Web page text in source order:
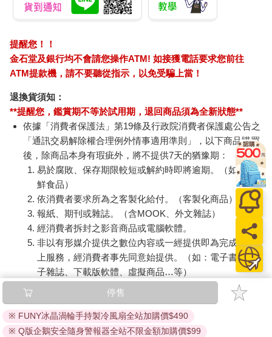
上帝相信約伯不管怎樣，都會持守他的純正，於是允許撒旦試驗
從娘胎裡生出來的時候是赤條條的，去世的時候也必定是赤條條
的。」人生沒有絕境，每個看似絕境的境界就是人生的轉捩點，
要堅信心中的信念，就能給絕境的自己重生的力量。
美國總統羅斯福出身政治世家，擁有不可限量的前途。他二十八
歲成為美國海軍部助理部長，三十八 歲成為美國民主黨的副總統
候選人。
但就在三十九歲那年，羅斯福和家人去了一個小島避暑後，厄運
開始了。一天，羅斯福和孩子們一起出海，看到一個小島上起了
山火。於是，羅斯福和孩子們將船靠到了岸邊，他們拿著紮成捆
的松樹枝撲打了好久，才把火漸漸撲滅。回到家後，羅斯福覺得
自己疲憊極了，於是他游了一會兒泳，想借此恢復精神，但沒有
奏效。返回住處不久，羅斯福病倒了。第二天早上，他起床時發
現自己左腿彎曲，已經再也沒辦法站直了。
羅斯福和妻子慌了，他們請了不少醫生來治療，但無論是家庭醫
生還是在附近度假的著名外科專家、都沒能做出準確的診斷。
二十多天以後，哈佛大學矯形外科專家，脊髓灰質炎研究的權威
羅伯特醫生才確診羅斯福患上了脊髓灰質炎。這種病在當時沒有
特別有效的治療方法，羅伯特醫生告訴羅斯福，他雙腿麻痹的症
提醒您！！
金石堂及銀行均不會請您操作ATM! 如接獲電話要求您前往
ATM提款機，請不要聽從指示，以免受騙上當！
退換貨須知：
**提醒您，鑑賞期不等於試用期，退回商品須為全新狀態**
依據「消費者保護法」第19條及行政院消費者保護處公告之
「通訊交易解除權合理例外情事適用準則」，以下商品購買
後，除商品本身有瑕疵外，將不提供7天的猶豫期：
易於腐敗、保存期限較短或解約時即將逾期。（如：生
鮮食品）
依消費者要求所為之客製化給付。（客製化商品）
報紙、期刊或雜誌。（含MOOK、外文雜誌）
經消費者拆封之影音商品或電腦軟體。
非以有形媒介提供之數位內容或一經提供即為完成之線
上服務，經消費者事先同意始提供。（如：電子書、電
子雜誌、下載版軟體、虛擬商品…等）
已拆封之個人衛生用品。（如：內衣褲、刮鬍刀、除毛
若非上列種類商品，均享有到貨7天的猶豫期（含例假
日）。
停售
※ FUNY冰晶渦輪手持製冷風扇全站加購價$490
※ Q版企鵝安全隨身警報器全站不限金額加購價$99